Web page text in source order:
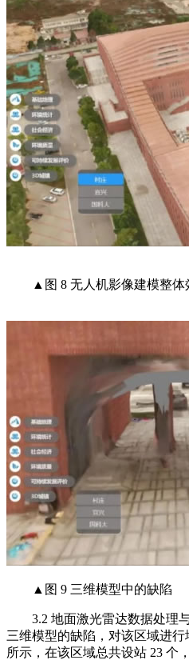
▲图 8 无人机影像建模整体
▲图 9 三维模型中的缺陷
3.2 地面激光雷达数据处理与
三维模型的缺陷，对该区域进
所示，在该区域总共设站 23 个